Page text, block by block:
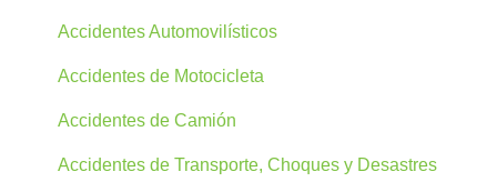
Accidentes Automovilísticos
Accidentes de Motocicleta
Accidentes de Camión
Accidentes de Transporte, Choques y Desastres